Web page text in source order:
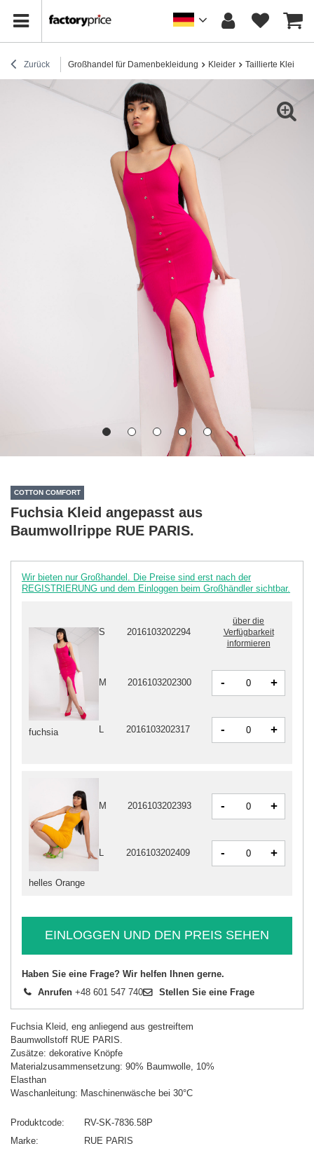
Zurück Großhandel für Damenbekleidung Kleider Taillierte Kleider
COTTON COMFORT
Fuchsia Kleid angepasst aus
Baumwollrippe RUE PARIS.
Wir bieten nur Großhandel. Die Preise sind erst nach der
REGISTRIERUNG und dem Einloggen beim Großhändler sichtbar.
helles Orange
M 2016103202393 - +
L 2016103202409 - +
fuchsia
S 2016103202294
über die
Verfügbarkeit
informieren
M 2016103202300 - +
L 2016103202317 - +
EINLOGGEN UND DEN PREIS SEHEN
Haben Sie eine Frage? Wir helfen Ihnen gerne.
Anrufen +48 601 547 740 Stellen Sie eine Frage
Fuchsia Kleid, eng anliegend aus gestreiftem
Baumwollstoff RUE PARIS.
Zusätze: dekorative Knöpfe
Materialzusammensetzung: 90% Baumwolle, 10%
Elasthan
Waschanleitung: Maschinenwäsche bei 30°C
Produktcode
RV-SK-7836.58P
Marke
RUE PARIS